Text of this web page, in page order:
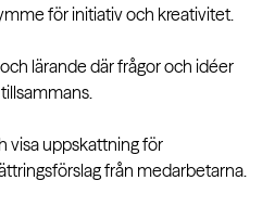
för initiativ och kreativitet.
lärande där frågor och idéer
visa uppskattning för
från medarbetarna.